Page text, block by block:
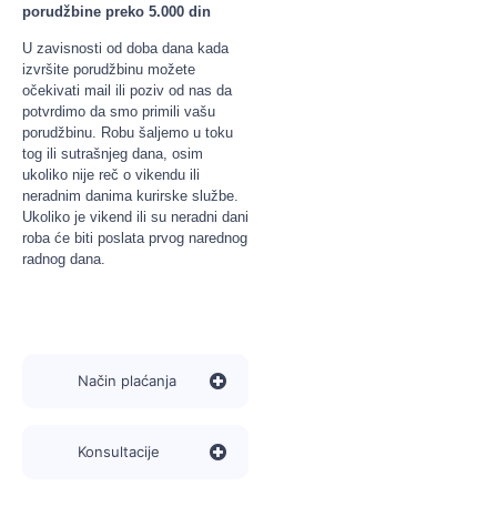
porudžbine preko 5.000 din
U zavisnosti od doba dana kada
izvršite porudžbinu možete
očekivati mail ili poziv od nas da
potvrdimo da smo primili vašu
porudžbinu. Robu šaljemo u toku
tog ili sutrašnjeg dana, osim
ukoliko nije reč o vikendu ili
neradnim danima kurirske službe.
Ukoliko je vikend ili su neradni dani
roba će biti poslata prvog narednog
radnog dana.
Način plaćanja
Konsultacije